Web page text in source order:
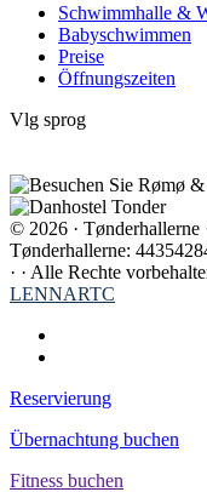
Schwimmhalle &
Babyschwimmen
Preise
Öffnungszeiten
Vlg sprog
© 2026 · Tønderhallerne
Tønderhallerne:
· · Alle Rechte
LENNARTC
Reservierung
Übernachtung buchen
Fitness buchen